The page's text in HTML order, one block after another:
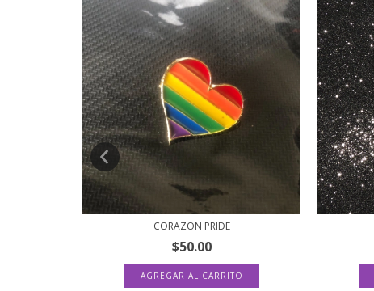
CORAZON PRIDE
$50.00